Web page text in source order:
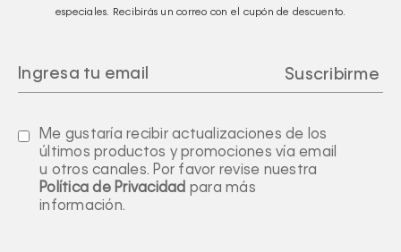
especiales. Recibirás un correo con el cupón de descuento.
Me gustaría recibir actualizaciones de los
últimos productos y promociones vía email
u otros canales. Por favor revise nuestra
Política de Privacidad para más
información.